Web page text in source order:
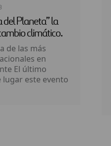
del Planeta” la
climático.
de las más
en
El último
lugar este evento